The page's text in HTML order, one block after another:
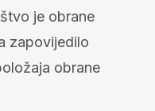
je obrane
zapovijedilo
obrane